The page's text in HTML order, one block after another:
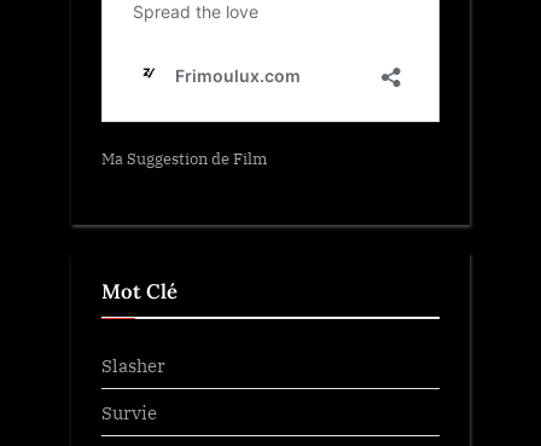
Ma Suggestion de Film
Mot Clé
Slasher
Survie